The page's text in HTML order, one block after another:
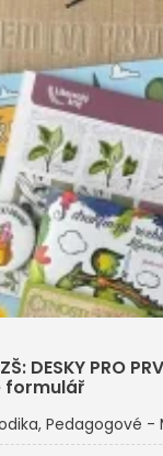
DESKY PRO
formulář
Pedagogové -